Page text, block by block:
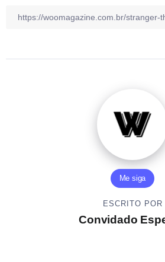
Me siga
ESCRITO POR
Convidado